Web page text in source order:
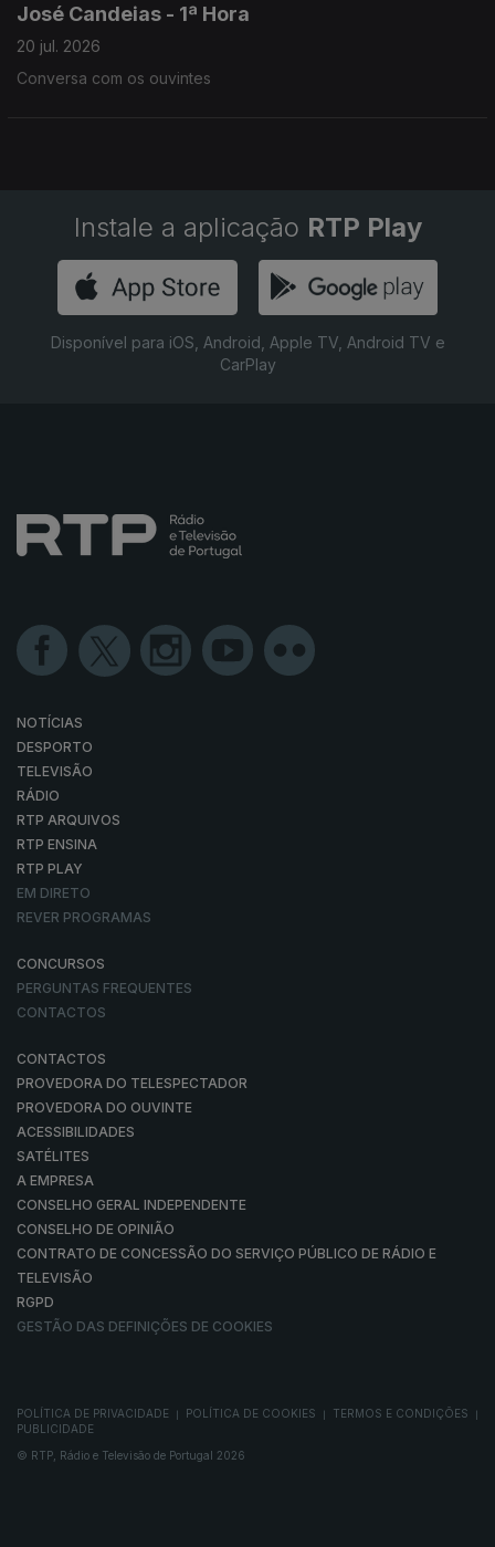
José Candeias - 1ª Hora
20 jul. 2026
Conversa com os ouvintes
Instale a aplicação RTP Play
Disponível para iOS, Android, Apple TV, Android TV e
CarPlay
NOTÍCIAS
DESPORTO
TELEVISÃO
RÁDIO
RTP ARQUIVOS
RTP ENSINA
RTP PLAY
EM DIRETO
REVER PROGRAMAS
CONCURSOS
PERGUNTAS FREQUENTES
CONTACTOS
CONTACTOS
PROVEDORA DO TELESPECTADOR
PROVEDORA DO OUVINTE
ACESSIBILIDADES
SATÉLITES
A EMPRESA
CONSELHO GERAL INDEPENDENTE
CONSELHO DE OPINIÃO
CONTRATO DE CONCESSÃO DO SERVIÇO PÚBLICO DE RÁDIO E
TELEVISÃO
RGPD
GESTÃO DAS DEFINIÇÕES DE COOKIES
POLÍTICA DE PRIVACIDADE POLÍTICA DE COOKIES TERMOS E CONDIÇÕES
PUBLICIDADE
© RTP, Rádio e Televisão de Portugal 2026